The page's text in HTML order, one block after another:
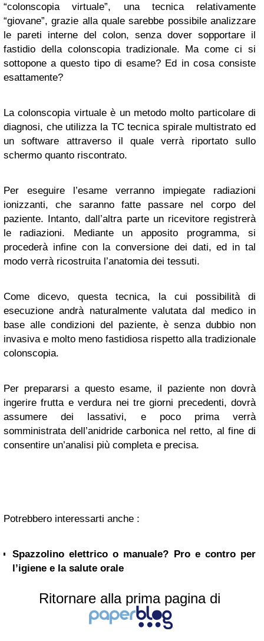
“colonscopia virtuale”, una tecnica relativamente
“giovane”, grazie alla quale sarebbe possibile analizzare
le pareti interne del colon, senza dover sopportare il
fastidio della colonscopia tradizionale. Ma come ci si
sottopone a questo tipo di esame? Ed in cosa consiste
esattamente?
La colonscopia virtuale è un metodo molto particolare di
diagnosi, che utilizza la TC tecnica spirale multistrato ed
un software attraverso il quale verrà riportato sullo
schermo quanto riscontrato.
Per eseguire l’esame verranno impiegate radiazioni
ionizzanti, che saranno fatte passare nel corpo del
paziente. Intanto, dall’altra parte un ricevitore registrerà
le radiazioni. Mediante un apposito programma, si
procederà infine con la conversione dei dati, ed in tal
modo verrà ricostruita l’anatomia dei tessuti.
Come dicevo, questa tecnica, la cui possibilità di
esecuzione andrà naturalmente valutata dal medico in
base alle condizioni del paziente, è senza dubbio non
invasiva e molto meno fastidiosa rispetto alla tradizionale
colonscopia.
Per prepararsi a questo esame, il paziente non dovrà
ingerire frutta e verdura nei tre giorni precedenti, dovrà
assumere dei lassativi, e poco prima verrà
somministrata dell’anidride carbonica nel retto, al fine di
consentire un’analisi più completa e precisa.
Potrebbero interessarti anche :
Spazzolino elettrico o manuale? Pro e contro per
l’igiene e la salute orale
Ritornare alla prima pagina di